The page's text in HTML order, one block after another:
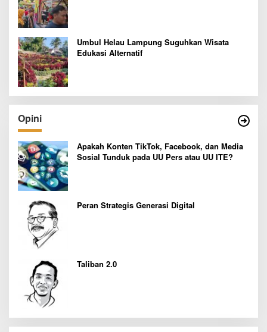
Umbul Helau Lampung Suguhkan Wisata
Edukasi Alternatif
Opini
Apakah Konten TikTok, Facebook, dan Media
Sosial Tunduk pada UU Pers atau UU ITE?
Peran Strategis Generasi Digital
Taliban 2.0